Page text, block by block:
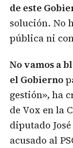
de este
solución. No
pública ni
No vamos a
el Gobierno
gestión», ha
de Vox en la
diputado
acusado al